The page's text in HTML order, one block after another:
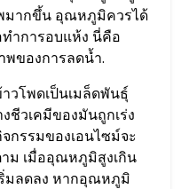
มากขึ้น อุณหภูมิควรได้
ทำการอบแห้ง นี่คือ
ของการลดน้ำ.
วโพดเป็นเมล็ดพันธุ์
ชีวเคมีของมันถูกเร่ง
กรรมของเอนไซม์จะ
ม เมื่ออุณหภูมิสูงเกิน
ริ่มลดลง หากอุณหภูมิ